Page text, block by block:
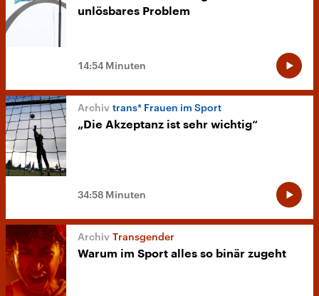
unlösbares Problem
14:54 Minuten
trans* Frauen im Sport
„Die Akzeptanz ist sehr wichtig“
34:58 Minuten
Transgender
Warum im Sport alles so binär zugeht